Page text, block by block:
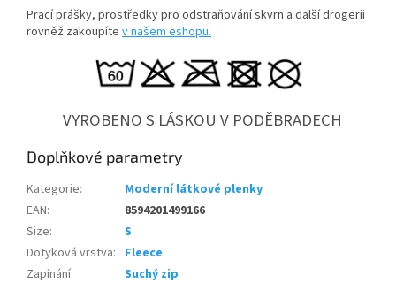
Prací prášky, prostředky pro odstraňování skvrn a další drogerii
rovněž zakoupíte v našem eshopu.
VYROBENO S LÁSKOU V PODĚBRADECH
Doplňkové parametry
Kategorie:
Moderní látkové plenky
EAN:
8594201499166
Size:
S
Dotyková vrstva: Fleece
Zapínání: Suchý zip